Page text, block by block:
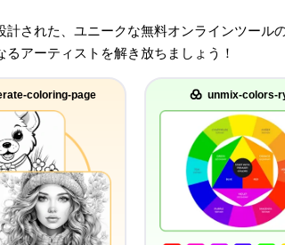
された、ユニークな無料オンラインツール
アーティストを解き放ちましょう！
coloring-page unmix-colors-